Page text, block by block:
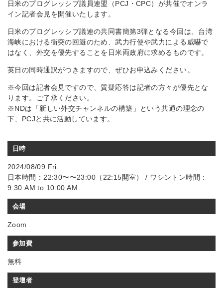
日米のプログレッシブ議員連盟（PCJ・CPC）が共催でオンラ
イン記者会見を開催いたします。
日米のプログレッシブ議連の共同書簡第3弾となる今回は、台湾
海峡における衝突の回避のため、武力行使や武力による威嚇で
はなく、外交を優先することを日米両政府に求めるものです。
英日の同時通訳がつきますので、ぜひお申込みください。
※今回は記者会見ですので、質疑応答は記者の方々が優先とな
ります。ご了承ください。
※NDは「新しい外交チャンネルの構築」という共通の理念の
下、PCJと共に活動しています。
日時
2024/08/09 Fri.
日本時間：22:30〜〜23:00（22:15開室） / ワシントン時間：
9:30 AM to 10:00 AM
会場
Zoom
参加費
無料
登壇者